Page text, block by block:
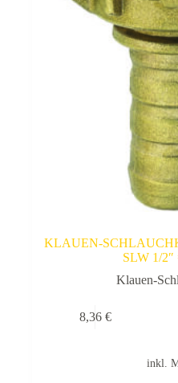
KLAUEN-
SLW 1/
Klauen-
8,36 €
inkl.